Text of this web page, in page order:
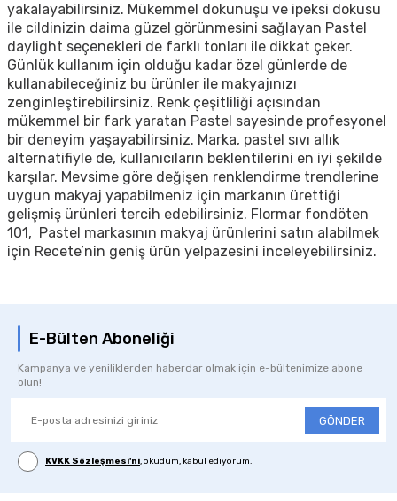
yakalayabilirsiniz. Mükemmel dokunuşu ve ipeksi dokusu
ile cildinizin daima güzel görünmesini sağlayan Pastel
daylight seçenekleri de farklı tonları ile dikkat çeker.
Günlük kullanım için olduğu kadar özel günlerde de
kullanabileceğiniz bu ürünler ile makyajınızı
zenginleştirebilirsiniz. Renk çeşitliliği açısından
mükemmel bir fark yaratan Pastel sayesinde profesyonel
bir deneyim yaşayabilirsiniz. Marka, pastel sıvı allık
alternatifiyle de, kullanıcıların beklentilerini en iyi şekilde
karşılar. Mevsime göre değişen renklendirme trendlerine
uygun makyaj yapabilmeniz için markanın ürettiği
gelişmiş ürünleri tercih edebilirsiniz. Flormar fondöten
101, Pastel markasının makyaj ürünlerini satın alabilmek
için Recete’nin geniş ürün yelpazesini inceleyebilirsiniz.
E-Bülten Aboneliği
Kampanya ve yeniliklerden haberdar olmak için e-bültenimize abone
olun!
GÖNDER
KVKK Sözleşmesi'ni, okudum, kabul ediyorum.